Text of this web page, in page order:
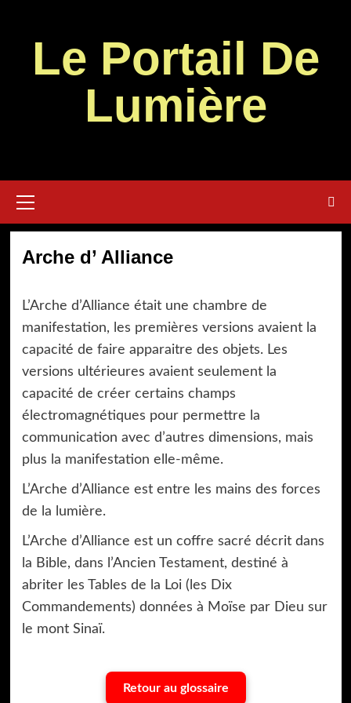
Le Portail De
Lumière
principal
Arche d’ Alliance
L’Arche d’Alliance était une chambre de
manifestation, les premières versions avaient la
capacité de faire apparaitre des objets. Les
versions ultérieures avaient seulement la
capacité de créer certains champs
électromagnétiques pour permettre la
communication avec d’autres dimensions, mais
plus la manifestation elle-même.
L’Arche d’Alliance est entre les mains des forces
de la lumière.
L’Arche d’Alliance est un coffre sacré décrit dans
la Bible, dans l’Ancien Testament, destiné à
abriter les Tables de la Loi (les Dix
Commandements) données à Moïse par Dieu sur
le mont Sinaï.
Retour au glossaire